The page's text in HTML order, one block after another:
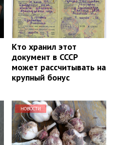
Кто хранил этот
документ в СССР
может рассчитывать на
крупный бонус
НОВОСТИ